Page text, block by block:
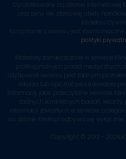
Opublikowane na stronie internetowej
oraz ceny nie stanowią oferty
Kodeksu
Korzystanie z serwisu jest
polityki
Materiały zamieszczone w serwisie
profesjonalnych porad medycznych,
Użytkownik serwisu pod żadnym
lekarza lub opóźnić poszukiwania
informacji, jakie przeczytał w serwisie.
żadnych konkretnych badań,
informacji zawartych w serwisie,
na stronie Kliniki.pl odbywa się wyłącznie
Copyright © 2012 - 2026